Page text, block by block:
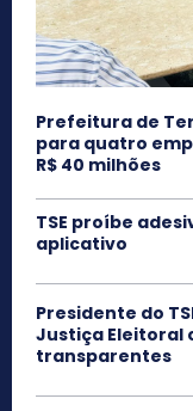
Prefeitura de
para quatro
R$ 40 milhões
TSE proíbe
aplicativo
Presidente do
Justiça Eleitoral
transparentes